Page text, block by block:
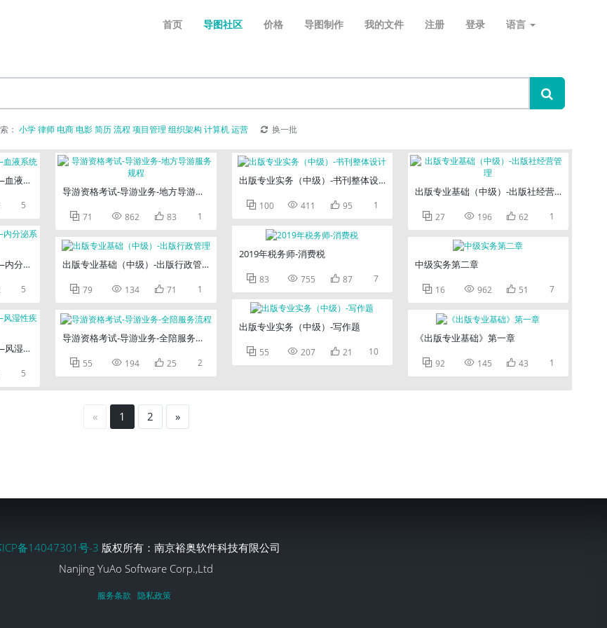
首页 导图社区 价格 导图制作 我的文件 注册 登录 语言
： 小学律师电商电影简历流程 项目管理 组织架构 计算机运营 换一批
液系统
5
分泌系统
5
湿性疾病
5
导游资格考试-导游业务-地方导游服务规程
 71  862  83 1
出版专业基础（中级）-出版行政管理
 79  134  71 1
导游资格考试-导游业务-全陪服务流程
 55  194  25 2
出版专业实务（中级）-书刊整体设计
 100  411  95 1
2019年税务师-消费税
 83  755  87 7
出版专业实务（中级）-写作题
 55  207  21 10
出版专业基础（中级）-出版社经营管理
 27  196  62 1
中级实务第二章
 16  962  51 7
《出版专业基础》第一章
 92  145  43 1
« 1 2 »
备14047301号-3 版权所有：南京裕奥软件科技有限公司
Nanjing YuAo Software Corp.,Ltd
服务条款 隐私政策